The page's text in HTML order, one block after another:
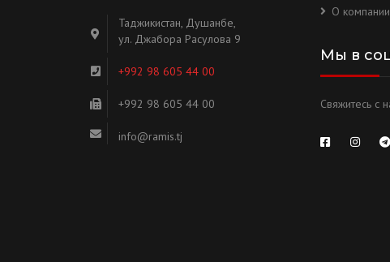
Таджикистан, Душанбе,
ул. Джабора Расулова 9
+992 98 605 44 00
+992 98 605 44 00
info@ramis.tj
О компании
Мы в
Свяжитесь с